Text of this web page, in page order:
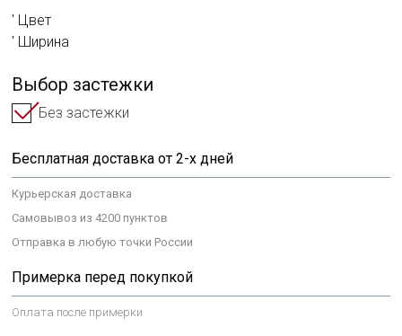
Гарантийные обязательства
Задай нам вопрос
Цвет
Ширина
Выбор застежки
Без застежки
Бесплатная доставка от 2-х дней
Курьерская доставка
Самовывоз из 4200 пунктов
Отправка в любую точки России
Примерка перед покупкой
Оплата после примерки